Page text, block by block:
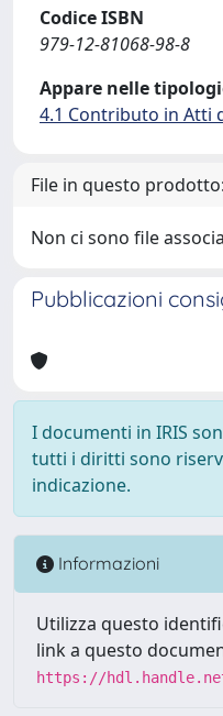
Codice ISBN
979-12-81068-98-8
Appare nelle
4.1 Contributo in Atti
File in questo prodotto:
Non ci sono file
Pubblicazioni
I documenti in IRIS
tutti i diritti sono
indicazione.
Informazioni
Utilizza questo
link a questo
https://